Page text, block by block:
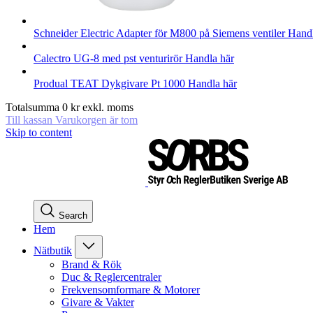
Schneider Electric Adapter för M800 på Siemens ventiler
Calectro UG-8 med pst venturirörHandla här
Produal TEAT Dykgivare Pt 1000 Handla här
Totalsumma 0 kr exkl. moms
Till kassan Varukorgen är tom
Skip to content
Search
Hem
Nätbutik
Brand & Rök
Duc & Reglercentraler
Frekvensomformare & Motorer
Givare & Vakter